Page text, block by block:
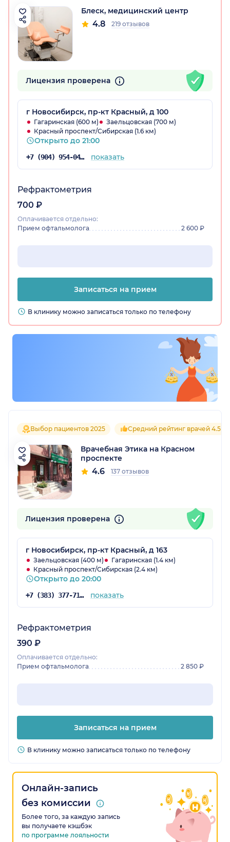
Блеск, медицинский центр
4.8 219 отзывов
Лицензия проверена
г Новосибирск, пр-кт Красный, д 100
Гагаринская (600 м)
Заельцовская (700 м)
Красный проспект/Сибирская (1.6 км)
Открыто до 21:00
+7 (904) 954-04-97 показать
Рефрактометрия
700 ₽
Оплачивается отдельно:
Прием офтальмолога
2 600 ₽
Записаться на прием
В клинику можно записаться только по телефону
Выбор пациентов 2025 Средний рейтинг врачей 4.5
Врачебная Этика на Красном
проспекте
4.6 137 отзывов
Лицензия проверена
г Новосибирск, пр-кт Красный, д 163
Заельцовская (400 м)
Гагаринская (1.4 км)
Красный проспект/Сибирская (2.4 км)
Открыто до 20:00
+7 (383) 377-71-94 показать
Рефрактометрия
390 ₽
Оплачивается отдельно:
Прием офтальмолога
2 850 ₽
Записаться на прием
В клинику можно записаться только по телефону
Онлайн-запись
без комиссии
Более того, за каждую запись
вы получаете кэшбэк
по программе лояльности